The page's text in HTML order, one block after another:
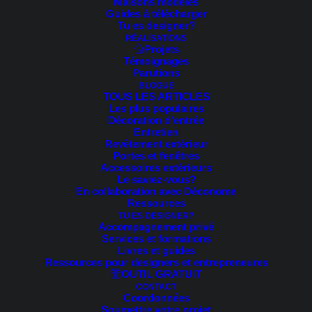
Guides à télécharger
Tu es designer?
RÉALISATIONS
Projets
Témoignages
Parutions
BLOGUE
TOUS LES ARTICLES
Les plus populaires
Décoration d’entrée
Entretien
Revêtement extérieur
Portes et fenêtres
Accessoires extérieurs
Le saviez-vous?
En collaboration avec Déconome
Ressources
TU ES DESIGNER?
Accompagnement privé
Services et formations
Livres et guides
Ressources pour designers et entrepreneures
OUTIL GRATUIT
CONTACT
Coordonnées
Soumettre votre projet